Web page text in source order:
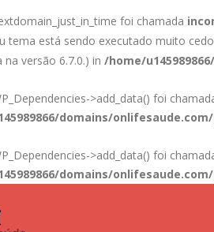
foi chamada
tema está sendo executado muito
versão 6.7.0.) in /home/
>add_data() foi
domains/
>add_data() foi
domains/